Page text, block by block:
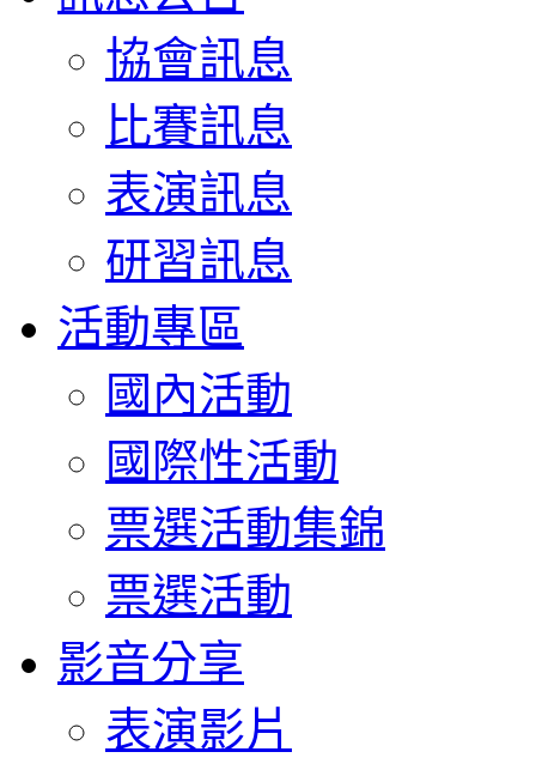
協會訊息
比賽訊息
表演訊息
研習訊息
活動專區
國內活動
國際性活動
票選活動集錦
票選活動
影音分享
表演影片